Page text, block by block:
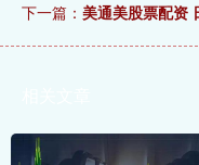
下一篇： 美通美股票配资